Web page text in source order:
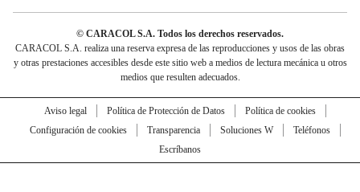
© CARACOL S.A. Todos los derechos reservados.
CARACOL S.A. realiza una reserva expresa de las reproducciones y usos de las obras
y otras prestaciones accesibles desde este sitio web a medios de lectura mecánica u otros
medios que resulten adecuados.
Aviso legal Política de Protección de Datos
Política de cookies
Configuración de cookies
Transparencia Soluciones W
Teléfonos
Escríbanos